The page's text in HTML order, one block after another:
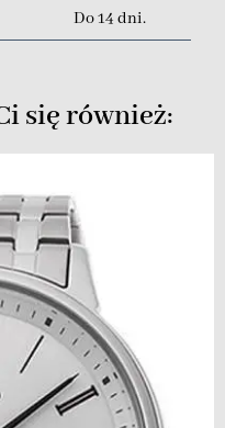
Do 14 dni.
się również: